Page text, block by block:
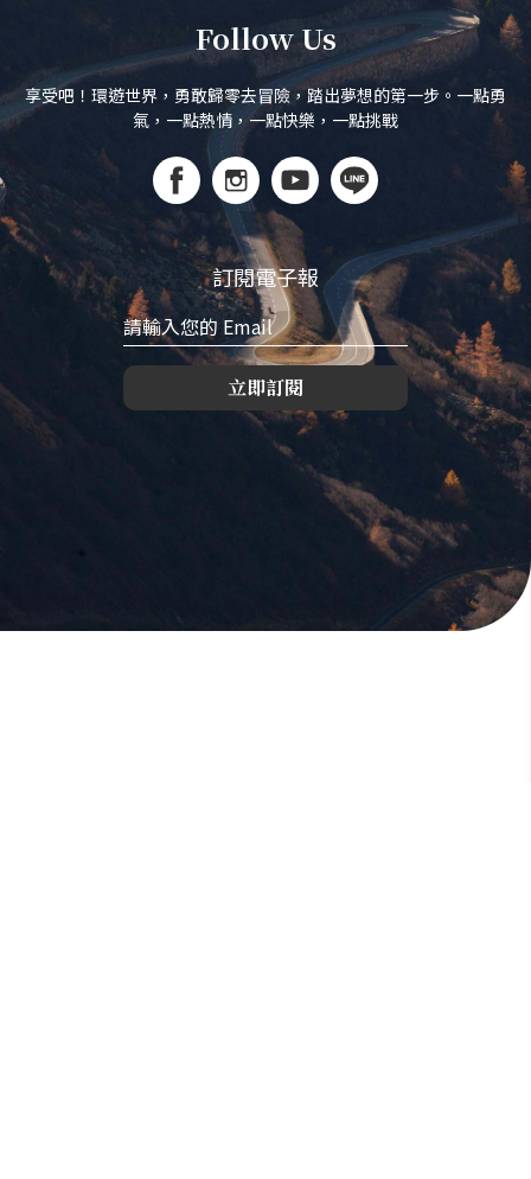
Follow Us
享受吧！環遊世界，勇敢歸零去冒險，踏出夢想的第一步。一點勇
氣，一點熱情，一點快樂，一點挑戰
訂閱電子報
立即訂閱